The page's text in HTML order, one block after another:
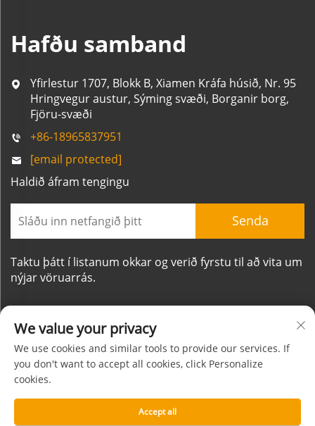
Hafðu samband
Yfirlestur 1707, Blokk B, Xiamen Kráfa húsið, Nr. 95
Hringvegur austur, Sýming svæði, Borganir borg,
Fjöru-svæði
+86-18965837951
[email protected]
Haldið áfram tengingu
Senda
Taktu þátt í listanum okkar og verið fyrstu til að vita um
nýjar vöruarrás.
Höfundarréttur © Xiamen Mornsun Industrial Co., Ltd.
Stefna um persónuupplýsingar
We value your privacy
We use cookies and similar tools to provide our services. If
you don't want to accept all cookies, click Personalize
cookies.
Accept all